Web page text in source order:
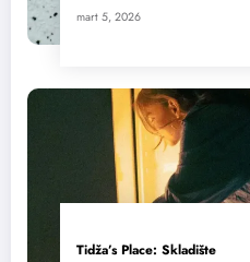
mart 5, 2026
Tidža’s Place: Skladište